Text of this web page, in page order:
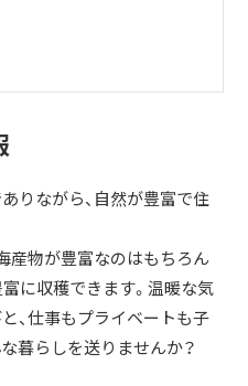
りながら、自然が豊富で住
産物が豊富なのはもちろん
富に収穫できます。温暖な気
、仕事もプライベートも子
暮らしを送りませんか？